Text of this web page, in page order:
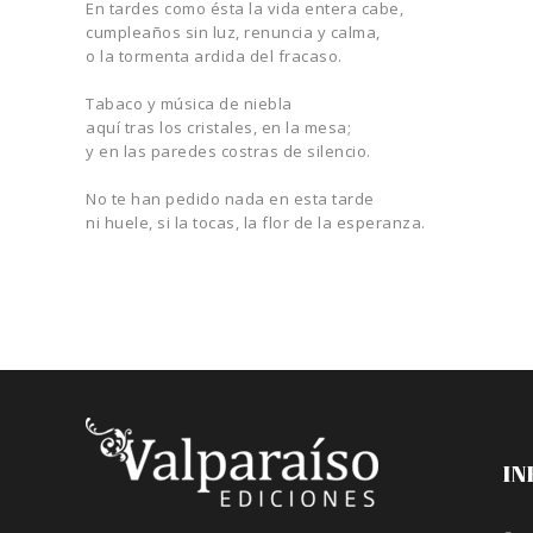
En tardes como ésta la vida entera cabe,
cumpleaños sin luz, renuncia y calma,
o la tormenta ardida del fracaso.
Tabaco y música de niebla
aquí tras los cristales, en la mesa;
y en las paredes costras de silencio.
No te han pedido nada en esta tarde
ni huele, si la tocas, la flor de la esperanza.